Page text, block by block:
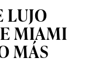
LUJO
MIAMI
MÁS